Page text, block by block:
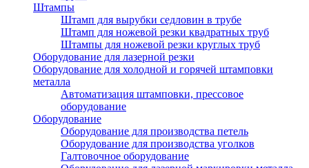
Штампы
Штамп для вырубки седловин в трубе
Штамп для ножевой резки квадратных труб
Штампы для ножевой резки круглых труб
Оборудование для лазерной резки
Оборудование для холодной и горячей штамповки
металла
Автоматизация штамповки, прессовое
оборудование
Оборудование
Оборудование для производства петель
Оборудование для производства уголков
Галтовочное оборудование